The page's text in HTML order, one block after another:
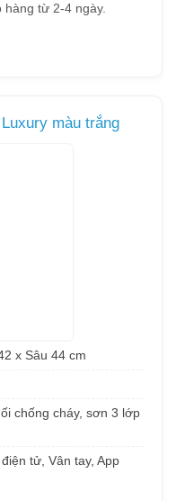
từ 2-4 ngày.
màu trắng
x Sâu 44 cm
chống cháy, sơn 3 lớp
tử, Vân tay, App